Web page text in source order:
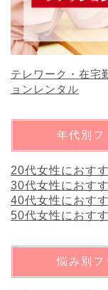
テレワーク・在宅
ョンレンタル
年代別フ
20代女性におす
30代女性におす
40代女性におす
50代女性におす
悩み別フ